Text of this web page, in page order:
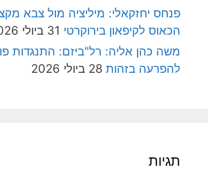
פנחס יחזקאלי: מיליציה מול צבא
הכאוס לקיפאון בירוקרטי 31 ביולי 2026
משה כהן אליה: רל"ביזם: התנגדות
להפרעה בזהות 28 ביולי 2026
תגיות